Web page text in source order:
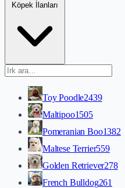
Köpek İlanları
Toy Poodle2439
Maltipoo1505
Pomeranian Boo1382
Maltese Terrier559
Golden Retriever278
French Bulldog261